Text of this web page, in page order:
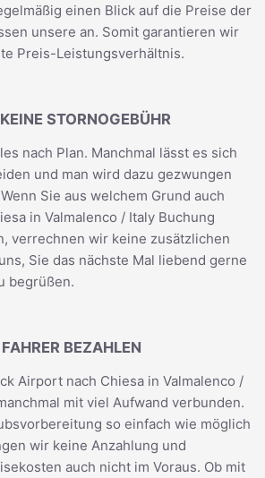
einen Blick auf die Preise der
unsere an. Somit garantieren wir
Preis-Leistungsverhältnis.
STORNOGEBÜHR
nach Plan. Manchmal lässt es sich
und man wird dazu gezwungen
Sie aus welchem Grund auch
in Valmalenco / Italy Buchung
verrechnen wir keine zusätzlichen
Sie das nächste Mal liebend gerne
begrüßen.
BEZAHLEN
Airport nach Chiesa in Valmalenco /
mit viel Aufwand verbunden.
so einfach wie möglich
wir keine Anzahlung und
auch nicht im Voraus. Ob mit